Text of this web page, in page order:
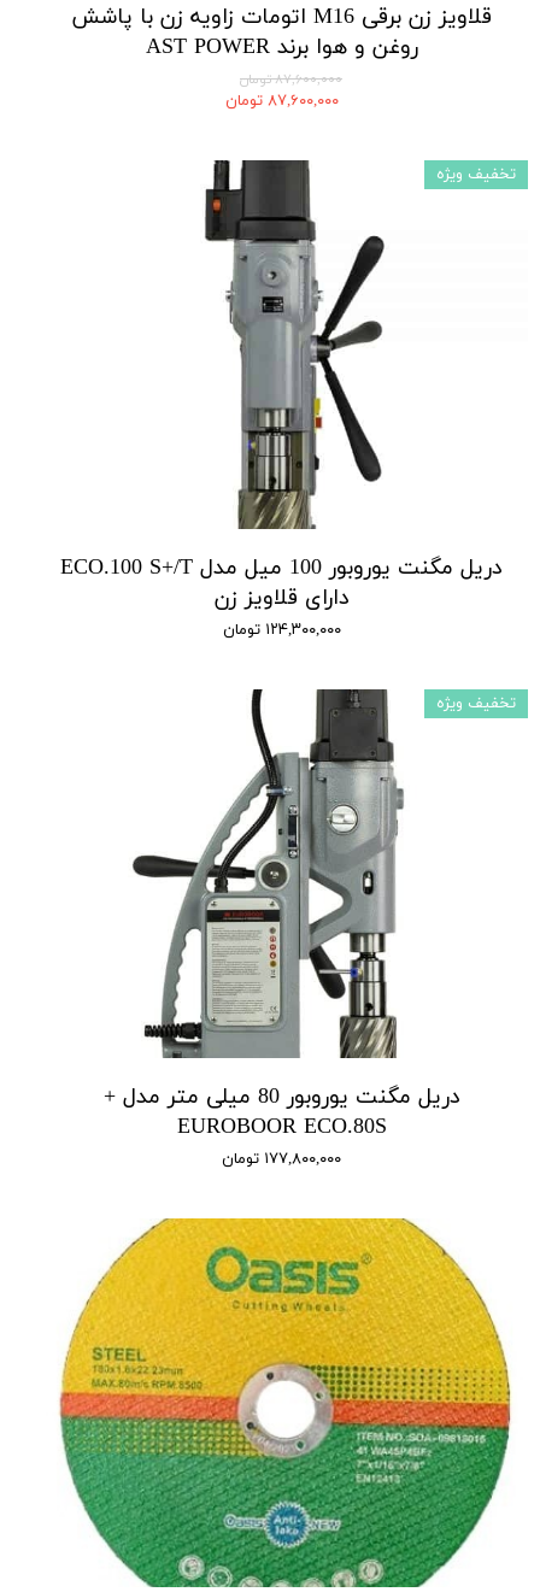
قلاویز زن برقی M16 اتومات زاویه زن با پاشش
روغن و هوا برند AST POWER
۸۷,۶۰۰,۰۰۰ تومان
۸۷,۶۰۰,۰۰۰ تومان
دریل مگنت یوروبور 100 میل مدل ECO.100 S+/T
دارای قلاویز زن
۱۲۴,۳۰۰,۰۰۰ تومان
تخفیف ویژه
دریل مگنت یوروبور 80 میلی متر مدل +
EUROBOOR ECO.80S
۱۷۷,۸۰۰,۰۰۰ تومان
تخفیف ویژه